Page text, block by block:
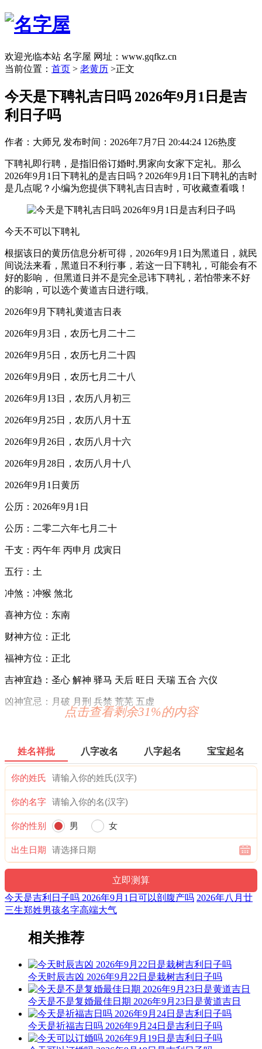
欢迎光临本站 名字屋 网址：www.gqfkz.cn
当前位置： 首页 > 老黄历 >正文
今天是下聘礼吉日吗 2026年9月1日是吉
利日子吗
作者：大师兄 发布时间：2026年7月7日 20:44:24 126热度
下聘礼即行聘，是指旧俗订婚时,男家向女家下定礼。那么
2026年9月1日下聘礼的是吉日吗？2026年9月1日下聘礼的吉时
是几点呢？小编为您提供下聘礼吉日吉时，可收藏查看哦！
今天不可以下聘礼
根据该日的黄历信息分析可得，2026年9月1日为黑道日，就民
间说法来看，黑道日不利行事，若这一日下聘礼，可能会有不
好的影响， 但黑道日并不是完全忌讳下聘礼，若怕带来不好
的影响，可以选个黄道吉日进行哦。
2026年9月下聘礼黄道吉日表
2026年9月3日，农历七月二十二
2026年9月5日，农历七月二十四
2026年9月9日，农历七月二十八
2026年9月13日，农历八月初三
2026年9月25日，农历八月十五
2026年9月26日，农历八月十六
2026年9月28日，农历八月十八
2026年9月1日黄历
公历：2026年9月1日
公历：二零二六年七月二十
干支：丙午年 丙申月 戊寅日
五行：土
冲煞：冲猴 煞北
喜神方位：东南
财神方位：正北
福神方位：正北
吉神宜趋：圣心 解神 驿马 天后 旺日 天瑞 五合 六仪
凶神宜忌：月破 月刑 兵禁 荒芜 五虚
宜：装修 乔迁 入宅 搬家 迁居 纳畜 安门 盖房 耕种 封顶 上梁
入宅 搬公司
忌：结婚 开业 开张 入土 出差 出门 出行 交易 嫁娶 安床 开业
安葬 开生坟 买车 钓鱼 下葬 断奶 投资 出殡 复婚 出嫁 赴任 入
学 移徙 接亲 火化 新娘出门
今天吉时：
子时 23:00-00:59
辰时 07:00-08:59
未时 13:00-14:59
戌时 19:00-20:59
2026年9月1日下聘礼黄历查询 2026年9月1日下聘礼好吗？
2026年9月1日不是下聘礼的好日子，可以选择其他吉日。
点击查看剩余31%的内容
姓名祥批 八字改名 八字起名 宝宝起名
你的姓氏
你的名字
你的性别 男 女
出生日期
今天是吉利日子吗 2026年9月1日可以剖腹产吗 2026年八月廿
三生郑姓男孩名字高端大气
相关推荐
今天时辰吉凶 2026年9月22日是栽树吉利日子吗
今天是不是复婚最佳日期 2026年9月23日是黄道吉日
今天是祈福吉日吗 2026年9月24日是吉利日子吗